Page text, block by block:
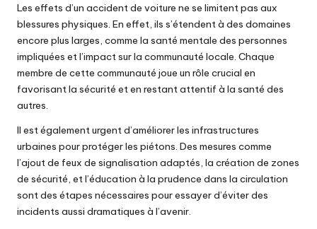
Les effets d’un accident de voiture ne se limitent pas aux
blessures physiques. En effet, ils s’étendent à des domaines
encore plus larges, comme la santé mentale des personnes
impliquées et l’impact sur la communauté locale. Chaque
membre de cette communauté joue un rôle crucial en
favorisant la sécurité et en restant attentif à la santé des
autres.
Il est également urgent d’améliorer les infrastructures
urbaines pour protéger les piétons. Des mesures comme
l’ajout de feux de signalisation adaptés, la création de zones
de sécurité, et l’éducation à la prudence dans la circulation
sont des étapes nécessaires pour essayer d’éviter des
incidents aussi dramatiques à l’avenir.